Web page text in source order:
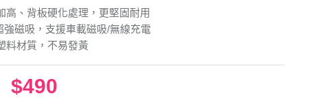
高、背板硬化處理，更堅固耐用
強磁吸，支援車載磁吸/無線充電
料材質，不易發黃
$490